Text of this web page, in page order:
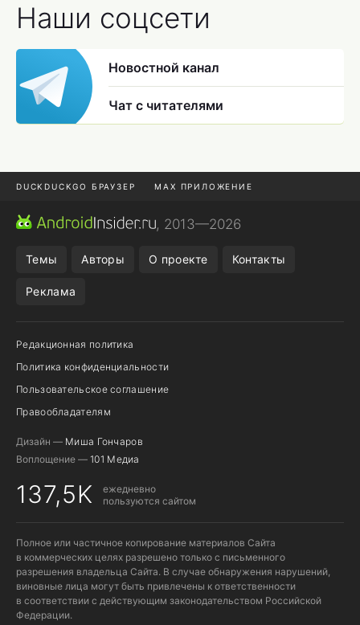
Наши соцсети
Новостной канал
Чат с читателями
DUCKDUCKGO БРАУЗЕР MAX ПРИЛОЖЕНИЕ
ПРИЛОЖЕНИЯ ANDROID
, 2013—2026
Темы Авторы О проекте Контакты
Реклама
Редакционная политика
Политика конфиденциальности
Пользовательское соглашение
Правообладателям
Дизайн — Миша Гончаров
Воплощение — 101 Медиа
137,5K
ежедневно
пользуются сайтом
Полное или частичное копирование материалов Сайта
в коммерческих целях разрешено только с письменного
разрешения владельца Сайта. В случае обнаружения нарушений,
виновные лица могут быть привлечены к ответственности
в соответствии с действующим законодательством Российской
Федерации.